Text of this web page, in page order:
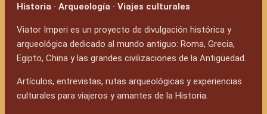
Historia · Arqueología · Viajes culturales
Viator Imperi es un proyecto de divulgación histórica y
arqueológica dedicado al mundo antiguo: Roma, Grecia,
Egipto, China y las grandes civilizaciones de la Antigüedad.
Artículos, entrevistas, rutas arqueológicas y experiencias
culturales para viajeros y amantes de la Historia.